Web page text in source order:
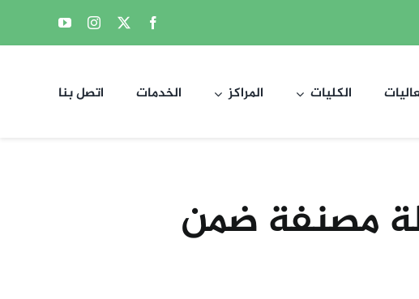
الكليات المراكز الخدمات اتصل بنا
مصنفة ضمن